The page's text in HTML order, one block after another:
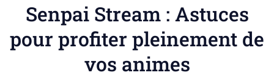
Senpai Stream : Astuces
pour profiter pleinement de
vos animes